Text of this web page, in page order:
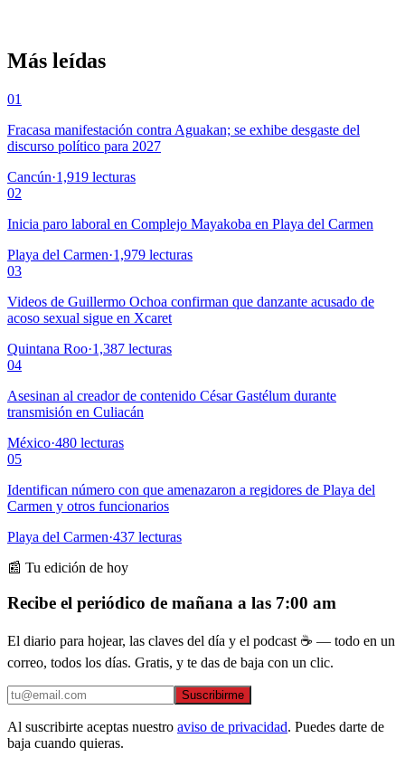
Más leídas
01
Fracasa manifestación contra Aguakan; se exhibe desgaste del
discurso político para 2027
Cancún·1,919 lecturas
02
Inicia paro laboral en Complejo Mayakoba en Playa del Carmen
Playa del Carmen·1,979 lecturas
03
Videos de Guillermo Ochoa confirman que danzante acusado de
acoso sexual sigue en Xcaret
Quintana Roo·1,387 lecturas
04
Asesinan al creador de contenido César Gastélum durante
transmisión en Culiacán
México·480 lecturas
05
Identifican número con que amenazaron a regidores de Playa del
Carmen y otros funcionarios
Playa del Carmen·437 lecturas
📰 Tu edición de hoy
Recibe el periódico de mañana a las 7:00 am
El diario para hojear, las claves del día y el podcast ☕ — todo en un
correo, todos los días. Gratis, y te das de baja con un clic.
Suscribirme
Al suscribirte aceptas nuestro aviso de privacidad. Puedes darte de
baja cuando quieras.